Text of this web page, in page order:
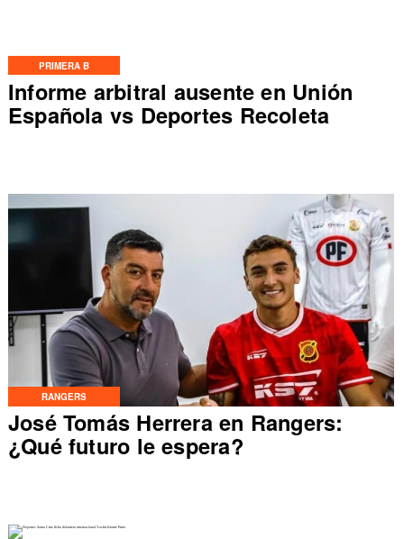
PRIMERA B
Informe arbitral ausente en Unión
Española vs Deportes Recoleta
RANGERS
José Tomás Herrera en Rangers:
¿Qué futuro le espera?